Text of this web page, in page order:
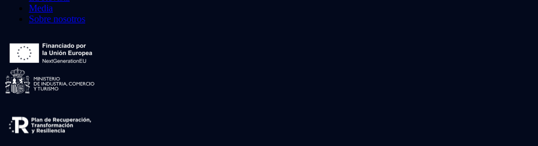
Media
Sobre nosotros